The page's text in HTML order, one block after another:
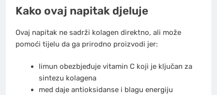
Kako ovaj napitak djeluje
Ovaj napitak ne sadrži kolagen direktno, ali može
pomoći tijelu da ga prirodno proizvodi jer:
limun obezbjeđuje vitamin C koji je ključan za
sintezu kolagena
med daje antioksidanse i blagu energiju